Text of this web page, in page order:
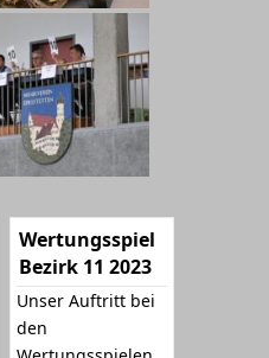
Wertungsspiel
Bezirk 11 2023
Unser Auftritt bei
den